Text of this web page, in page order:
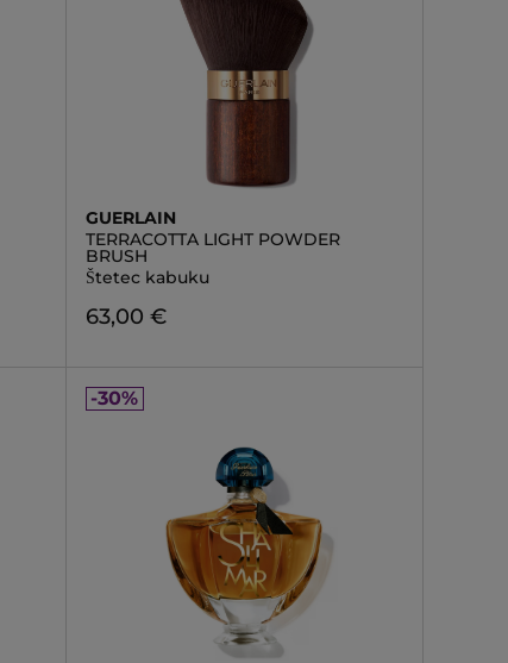
GUERLAIN
TERRACOTTA LIGHT POWDER
BRUSH
Štetec kabuku
63,00 €
-30%